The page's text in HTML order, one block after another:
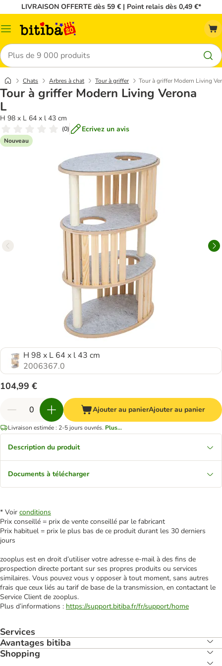
LIVRAISON OFFERTE dès 59 € | Point relais dès 0,49 €*
Menu
Rechercher
Chats Arbres à chat Tour à griffer Tour à griffer Modern Living
Tour à griffer Modern Living Verona
L
H 98 x L 64 x l 43 cm
(0) Ecrivez un avis
Nouveau
H 98 x L 64 x l 43 cm
2006367.0
104,99 €
Ajouter au panierAjouter au panier
Livraison estimée : 2-5 jours ouvrés. Plus...
Description du produit
Documents à télécharger
* Voir conditions
Prix conseillé = prix de vente conseillé par le fabricant
Prix habituel = prix le plus bas de ce produit durant les 30 derniers
jours
zooplus est en droit d’utiliser votre adresse e‑mail à des fins de
prospection directe portant sur ses propres produits ou services
similaires. Vous pouvez vous y opposer à tout moment, sans autres
frais que ceux liés au tarif de base de la transmission, en contactant le
Service Client de zooplus.
Plus d’informations : https://support.bitiba.fr/fr/support/home
Services
Avantages bitiba
Shopping